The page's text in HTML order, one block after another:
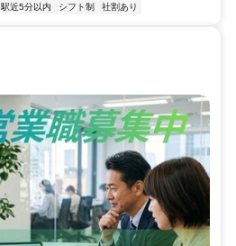
駅近5分以内 シフト制 社割あり